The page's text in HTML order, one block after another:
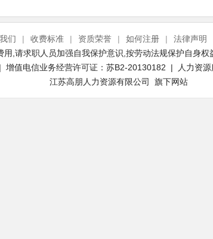
们 | 收费标准 | 资质荣誉 | 如何注册 | 法律声明
用,请求职人员加强自我保护意识,按劳动法规保护自身
增值电信业务经营许可证：苏B2-20130182 | 人力资
江苏高朋人力资源有限公司 旗下网站